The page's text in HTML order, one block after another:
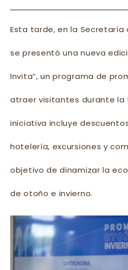
Esta tarde, en la Secretaría
se presentó una nueva
Invita”, un programa de
atraer visitantes durante la
iniciativa incluye
hotelería, excursiones y
objetivo de dinamizar la
de otoño e invierno.